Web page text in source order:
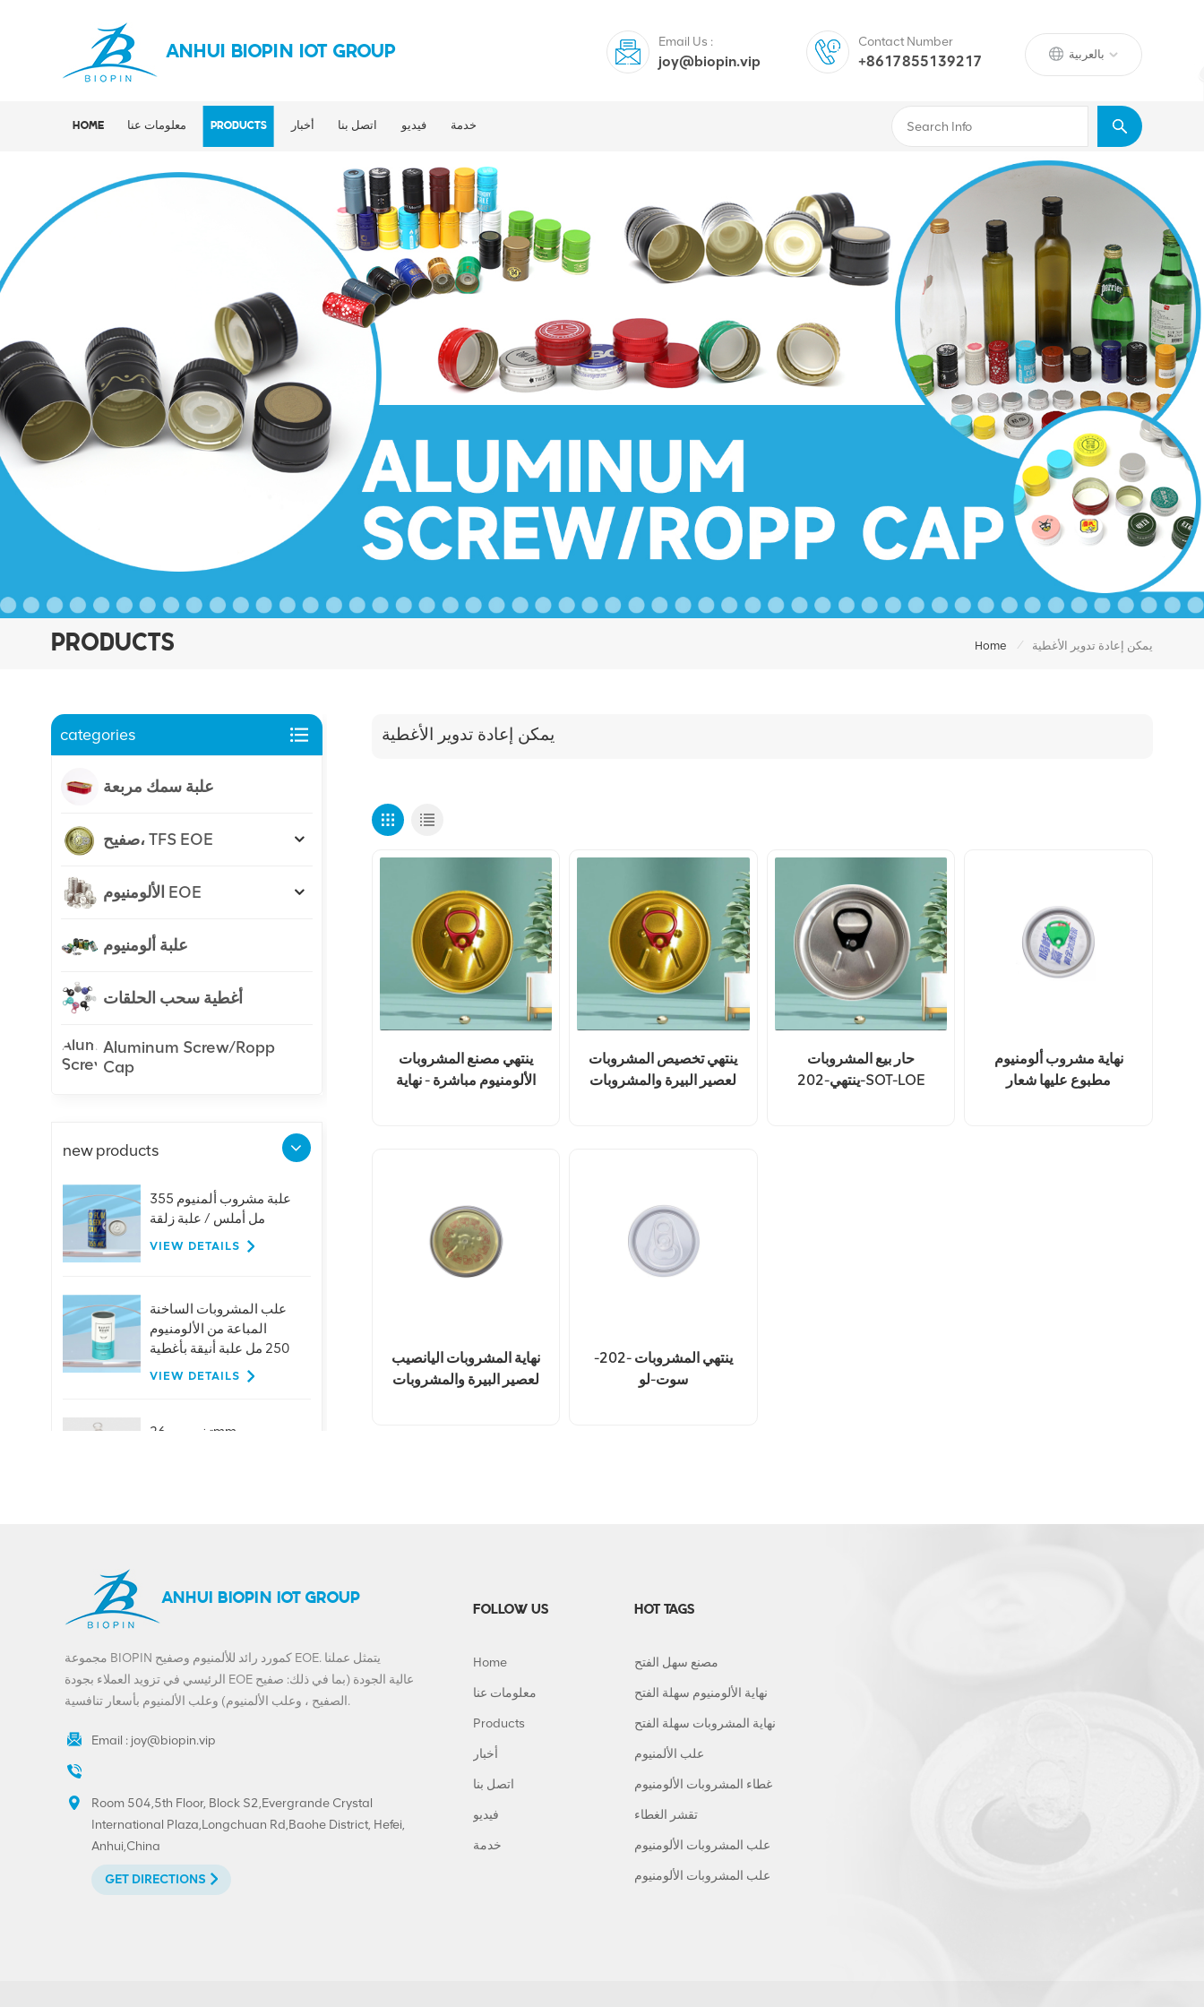
ANHUI BIOPIN IOT GROUP بالعربية
Email Us :
joy@biopin.vip
Contact Number
+8617855139217
HOME معلومات عنا PRODUCTS أخبار اتصل بنا فيديو خدمة
PRODUCTS Home / يمكن إعادة تدوير الأغطية
يمكن إعادة تدوير الأغطية
ينتهي مصنع المشروبات
الألومنيوم مباشرة - نهاية
ينتهي تخصيص المشروبات
لعصير البيرة والمشروبات
حار بيع المشروبات
ينتهي-202-SOT-LOE
نهاية مشروب ألومنيوم
مطبوع عليها شعار
نهاية المشروبات اليانصيب
لعصير البيرة والمشروبات
ينتهي المشروبات -202-
سوت-لو
categories
علبة سمك مربعة
صفيح، TFS EOE
الألومنيوم EOE
علبة ألومنيوم
أغطية سحب الحلقات
Aluminum Screw/Ropp
Cap
new products
علبة مشروب ألمنيوم 355
مل أملس / علبة زلقة
VIEW DETAILS
علب المشروبات الساخنة
المباعة من الألومنيوم
250 مل علبة أنيقة بأغطية
VIEW DETAILS
تخصيص 26mm
نهاية المصنع العرض
المباشر
VIEW DETAILS
تخصيص المشروبات
ينتهي-200-SOT-LOE
VIEW DETAILS
مخصص مطبوع 300 #
73mm الألومنيوم صفيح
VIEW DETAILS
ANHUI BIOPIN IOT GROUP
مجموعة BIOPIN كمورد رائد للألمنيوم وصفيح EOE. يتمثل عملنا
الرئيسي في تزويد العملاء بجودة EOE عالية الجودة (بما في ذلك: صفيح
الصفيح ، وعلب الألمنيوم) وعلب الألمنيوم بأسعار تنافسية.
Email : joy@biopin.vip
Room 504,5th Floor, Block S2,Evergrande Crystal
International Plaza,Longchuan Rd,Baohe District, Hefei,
Anhui,China
GET DIRECTIONS
FOLLOW US
Home
معلومات عنا
Products
أخبار
اتصل بنا
فيديو
خدمة
HOT TAGS
مصنع سهل الفتح
نهاية الألومنيوم سهلة الفتح
نهاية المشروبات سهلة الفتح
علب الألمنيوم
غطاء المشروبات الألومنيوم
تقشر الغطاء
علب المشروبات الألومنيوم
علب المشروبات الألومنيوم